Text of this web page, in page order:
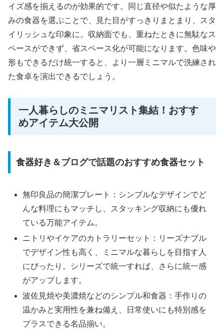
イズ感を揃えるのが効果的です。同じ直径や似たような厚
みの食器を選ぶことで、見た目がすっきりまとまり、スタ
イリッシュな印象に。収納面でも、重ねたときに無駄なス
ペースができず、省スペース化が可能になります。色味や
形もできるだけ統一すると、より一層ミニマルで洗練され
た食卓を演出できるでしょう。
一人暮らしのミニマリスト集結！おすす
めアイテム大公開
食器好き＆ブログで話題のおすすめ食器セット
無印良品の簡潔プレート：シンプルなデザインでど
んな料理にもマッチし、スタッキング収納にも優れ
ている万能アイテム。
ニトリやイケアのカトラリーセット：リーズナブル
でデザイン性も高く、ミニマルな暮らしを目指す人
にぴったり。シリーズで統一すれば、さらに統一感
がアップします。
波佐見焼や美濃焼などのシンプル和食器：手作りの
温かみと実用性を兼ね備え、日常使いにも特別感を
プラスできる名品揃い。